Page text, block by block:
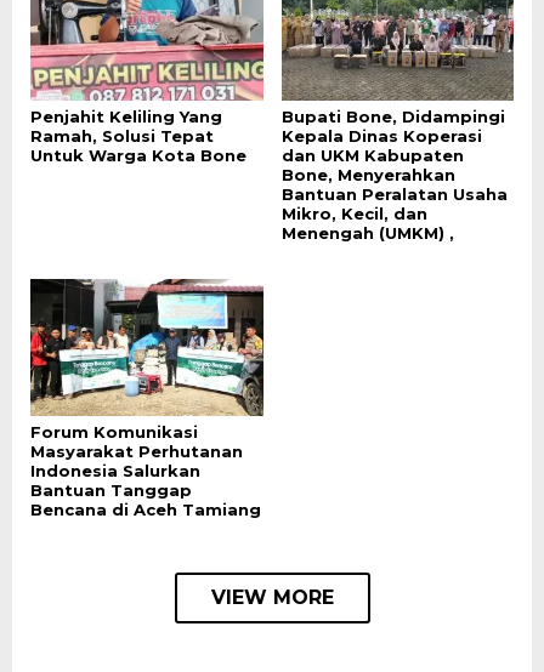
Penjahit Keliling Yang
Ramah, Solusi Tepat
Untuk Warga Kota Bone
Bupati Bone, Didampingi
Kepala Dinas Koperasi
dan UKM Kabupaten
Bone, Menyerahkan
Bantuan Peralatan Usaha
Mikro, Kecil, dan
Menengah (UMKM) ,
Forum Komunikasi
Masyarakat Perhutanan
Indonesia Salurkan
Bantuan Tanggap
Bencana di Aceh Tamiang
VIEW MORE